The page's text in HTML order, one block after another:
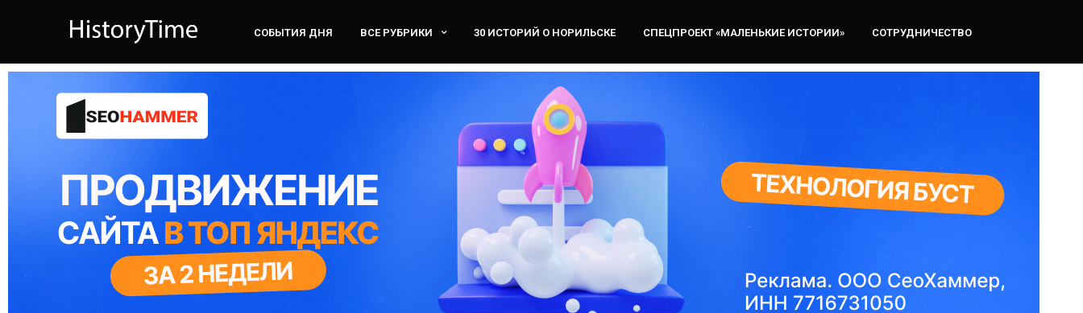
СОБЫТИЯ ДНЯ ВСЕ РУБРИКИ 30 ИСТОРИЙ О НОРИЛЬСКЕ СПЕЦПРОЕКТ «МАЛЕНЬКИЕ ИСТОРИИ» СОТРУДНИЧЕСТВО